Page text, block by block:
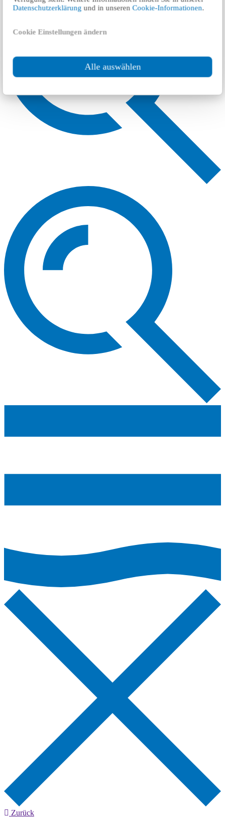
Datenschutzerklärung und in unserenCookie-Informationen.
Cookie Einstellungen ändern
Alle auswählen
Zurück